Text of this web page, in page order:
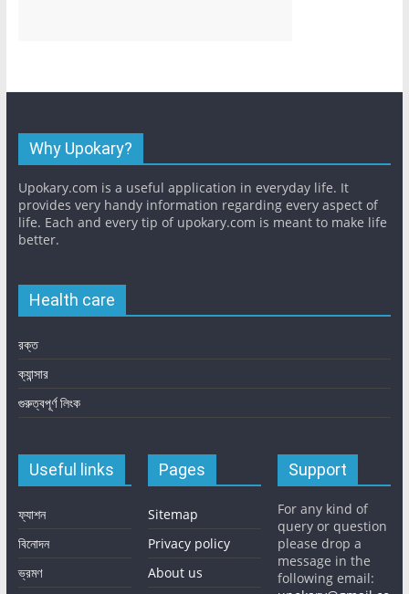
Why Upokary?
Upokary.com is a useful application in everyday life. It
provides very handy information regarding every aspect of
life. Each and every tip of upokary.com is meant to make life
better.
Health care
রক্ত
ক্যান্সার
গুরুত্বপূর্ণ লিংক
Useful links
ফ্যাশন
বিনোদন
ভ্রমণ
Pages
Sitemap
Privacy policy
About us
Support
For any kind of
query or question
please drop a
message in the
following email: